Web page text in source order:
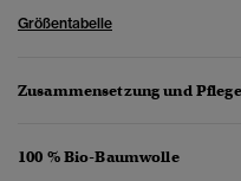
Größentabelle
Zusammensetzung und Pflege
100 % Bio-Baumwolle